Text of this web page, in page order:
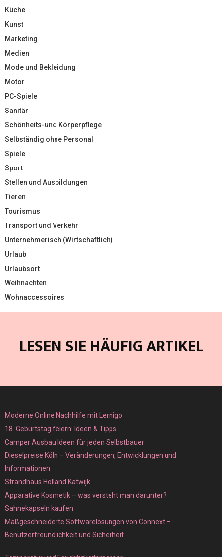
Küche
Kunst
Marketing
Medien
Mode und Bekleidung
Motor
PC-Spiele
Sanitär
Schönheits-und Körperpflege
Selbständig ohne Personal
Spiele
Sport
Stellen und Ausbildungen
Tieren
Tourismus
Transport und Verkehr
Unternehmerisch (Wirtschaftlich)
Urlaub
Urlaubsort
Weihnachten
Wohnaccessoires
LESEN SIE HÄUFIG ARTIKEL
Moderne Online Nachhilfe mit Lernigo
18. Geburtstag feiern: Ideen & Tipps
Camper Ausbau Ideen für jeden Selbstbauer
Dieselpreise Köln – Veränderungen, Entwicklungen und
Informationen
Strandhaus Holland Katwijk
Apparative Kosmetik – was versteht man darunter?
Sahnekapseln kaufen
Maßgeschneiderte Softwarelösungen von Connext –
Benutzerfreundlichkeit und Sicherheit